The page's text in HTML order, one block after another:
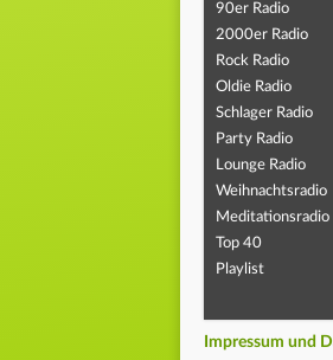
90er Radio
2000er Radio
Rock Radio
Oldie Radio
Schlager Radio
Party Radio
Lounge Radio
Weihnachtsradio
Meditationsradio
Top 40
Playlist
Impressum und